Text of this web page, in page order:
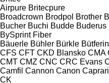
Airpure Britecpure
Broadcrown Brodpol Brother
Bucher Buchi Budde Buderus
BySprint Fiber
Bäuerle Bühler Bürkle
CFS CFT CKD Blansko CMA
CMT CMZ CNC CRC Evans
Camfil Cannon Canon Caprari
CK